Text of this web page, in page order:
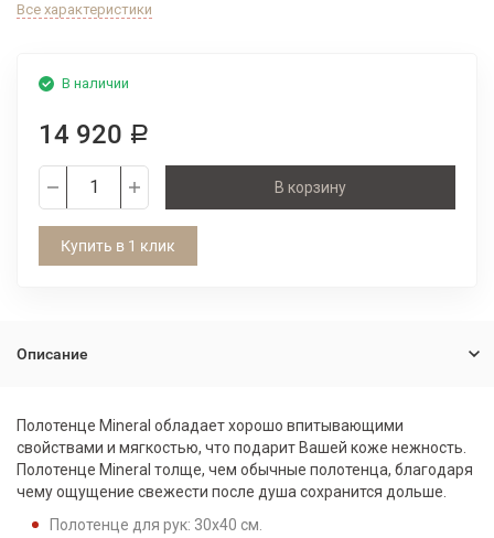
Все характеристики
В наличии
14 920 Р
В корзину
Купить в 1 клик
Описание
Полотенце Mineral обладает хорошо впитывающими
свойствами и мягкостью, что подарит Вашей коже нежность.
Полотенце Mineral толще, чем обычные полотенца, благодаря
чему ощущение свежести после душа сохранится дольше.
Полотенце для рук: 30x40 см.